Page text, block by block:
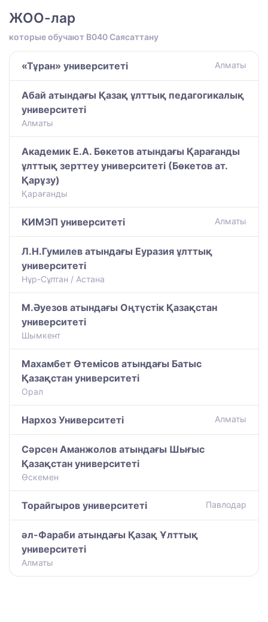
ЖОО-лар
которые обучают B040 Саясаттану
«Тұран» университеті Алматы
Абай атындағы Қазақ ұлттық педагогикалық
университеті
Алматы
Академик Е.А. Бөкетов атындағы Қарағанды
ұлттық зерттеу университеті (Бөкетов ат.
Қарұзу)
Қарағанды
КИМЭП университеті Алматы
Л.Н.Гумилев атындағы Еуразия ұлттық
университеті
Нұр-Сұлтан / Астана
М.Әуезов атындағы Оңтүстік Қазақстан
университеті
Шымкент
Махамбет Өтемісов атындағы Батыс
Қазақстан университеті
Орал
Нархоз Университеті Алматы
Сәрсен Аманжолов атындағы Шығыс
Қазақстан университеті
Өскемен
Торайгыров университеті Павлодар
әл-Фараби атындағы Қазақ Ұлттық
университеті
Алматы